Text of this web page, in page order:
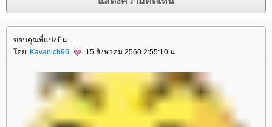
ขอบคุณที่แบ่งปัน
ดย: Kavanich96 15 สิงหาคม 2560 2:55:10 น.